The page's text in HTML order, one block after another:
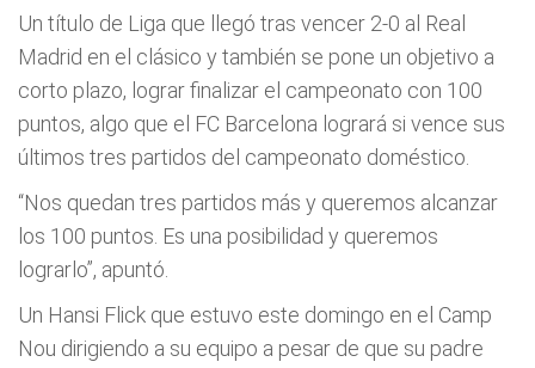
Un título de Liga que llegó tras vencer 2-0 al Real
Madrid en el clásico y también se pone un objetivo a
corto plazo, lograr finalizar el campeonato con 100
puntos, algo que el FC Barcelona logrará si vence sus
últimos tres partidos del campeonato doméstico.
“Nos quedan tres partidos más y queremos alcanzar
los 100 puntos. Es una posibilidad y queremos
lograrlo”, apuntó.
Un Hansi Flick que estuvo este domingo en el Camp
Nou dirigiendo a su equipo a pesar de que su padre